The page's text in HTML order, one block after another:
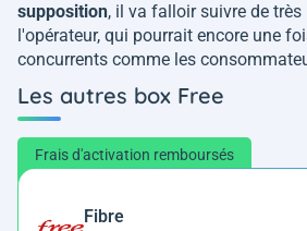
supposition, il va falloir suivre de
l'opérateur, qui pourrait encore une
concurrents comme les
Les autres box Free
Frais d'activation remboursés
Fibre